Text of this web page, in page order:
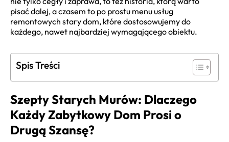
pisać dalej, a czasem to po prostu menu usług
remontowych stary dom, które dostosowujemy do
każdego, nawet najbardziej wymagającego obiektu.
Spis Treści
Szepty Starych Murów: Dlaczego
Każdy Zabytkowy Dom Prosi o
Drugą Szansę?